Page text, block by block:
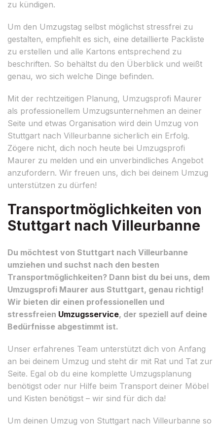
zu kündigen.
Um den Umzugstag selbst möglichst stressfrei zu
gestalten, empfiehlt es sich, eine detaillierte Packliste
zu erstellen und alle Kartons entsprechend zu
beschriften. So behältst du den Überblick und weißt
genau, wo sich welche Dinge befinden.
Mit der rechtzeitigen Planung, Umzugsprofi Maurer
als professionellem Umzugsunternehmen an deiner
Seite und etwas Organisation wird dein Umzug von
Stuttgart nach Villeurbanne sicherlich ein Erfolg.
Zögere nicht, dich noch heute bei Umzugsprofi
Maurer zu melden und ein unverbindliches Angebot
anzufordern. Wir freuen uns, dich bei deinem Umzug
unterstützen zu dürfen!
Transportmöglichkeiten von
Stuttgart nach Villeurbanne
Du möchtest von Stuttgart nach Villeurbanne
umziehen und suchst nach den besten
Transportmöglichkeiten? Dann bist du bei uns, dem
Umzugsprofi Maurer aus Stuttgart, genau richtig!
Wir bieten dir einen professionellen und
stressfreien Umzugsservice, der speziell auf deine
Bedürfnisse abgestimmt ist.
Unser erfahrenes Team unterstützt dich von Anfang
an bei deinem Umzug und steht dir mit Rat und Tat zur
Seite. Egal ob du eine komplette Umzugsplanung
benötigst oder nur Hilfe beim Transport deiner Möbel
und Kisten benötigst – wir sind für dich da!
Um deinen Umzug von Stuttgart nach Villeurbanne so